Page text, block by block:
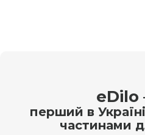
eDilo
перший в
частинами